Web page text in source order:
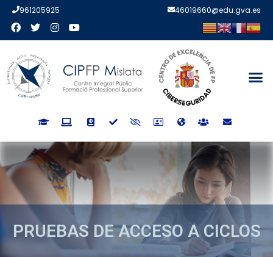
961205925 46019660@edu.gva.es
PRUEBAS DE ACCESO A CICLOS